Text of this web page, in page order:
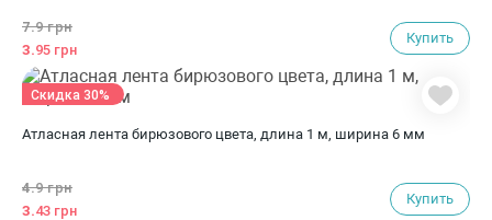
7.9 грн
3.95 грн
Купить
Атласная лента бирюзового цвета, длина 1 м, ширина 6 мм
4.9 грн
3.43 грн
Купить
Скидка 30%